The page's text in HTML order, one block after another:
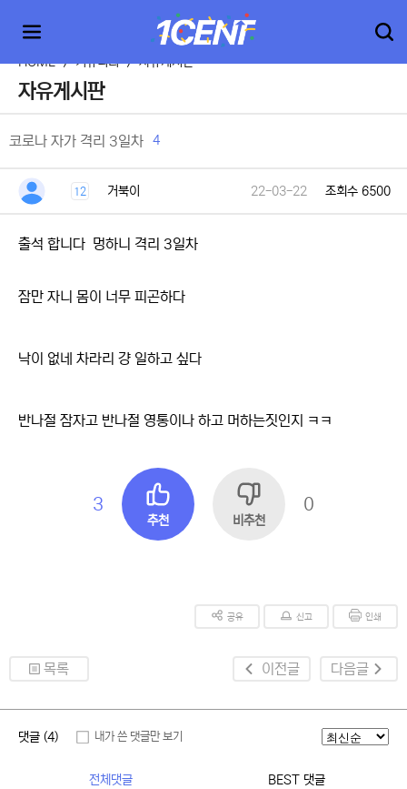
HOME > 커뮤니티 > 자유게시판
자유게시판
코로나 자가 격리 3일차 4
12 거북이 22-03-22 조회수 6500
출석 합니다 멍하니 격리 3일차
잠만 자니 몸이 너무 피곤하다
낙이 없네 차라리 걍 일하고 싶다
반나절 잠자고 반나절 영통이나 하고 머하는짓인지 ㅋㅋ
3
추천 비추천
0
공유 신고 인쇄
목록 이전글 다음글
댓글 (4) 내가 쓴 댓글만 보기
전체댓글 BEST 댓글